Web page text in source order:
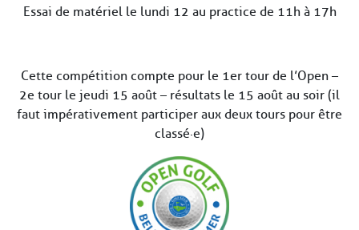
Essai de matériel le lundi 12 au practice de 11h à 17h
Cette compétition compte pour le 1er tour de l’Open –
2e tour le jeudi 15 août – résultats le 15 août au soir (il
faut impérativement participer aux deux tours pour être
classé·e)